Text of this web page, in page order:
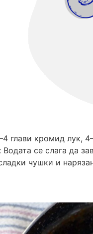
глави кромид лук,
Водата се слага да
чушки и